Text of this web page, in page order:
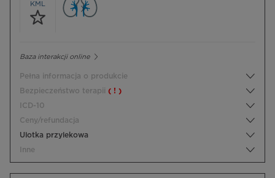
KML
Baza interakcji online
Pełna informacja o produkcie
Bezpieczeństwo terapii ( ! )
ICD-10
Ceny/refundacja
Ulotka przylekowa
Inne